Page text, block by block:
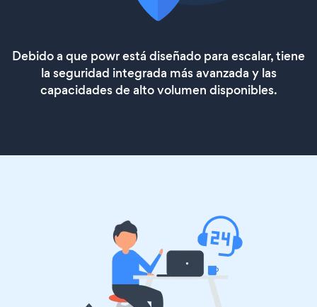
Debido a que powr está diseñado para escalar, tiene
la seguridad integrada más avanzada y las
capacidades de alto volumen disponibles.